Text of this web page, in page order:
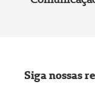
Siga nossas